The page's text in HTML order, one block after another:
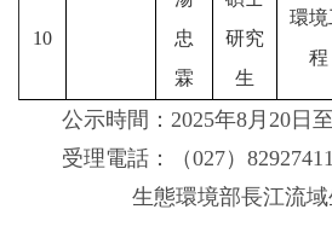
10
忠
霖
研究
生
環境
程
公示時間：2025年8月20日至
受理電話：（027）82927411
生態環境部長江流域